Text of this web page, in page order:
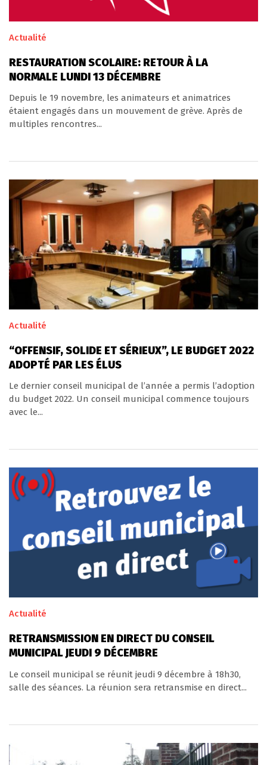
Actualité
RESTAURATION SCOLAIRE: RETOUR À LA
NORMALE LUNDI 13 DÉCEMBRE
Depuis le 19 novembre, les animateurs et animatrices
étaient engagés dans un mouvement de grève. Après de
multiples rencontres...
Actualité
“OFFENSIF, SOLIDE ET SÉRIEUX”, LE BUDGET 2022
ADOPTÉ PAR LES ÉLUS
Le dernier conseil municipal de l’année a permis l’adoption
du budget 2022. Un conseil municipal commence toujours
avec le...
Actualité
RETRANSMISSION EN DIRECT DU CONSEIL
MUNICIPAL JEUDI 9 DÉCEMBRE
Le conseil municipal se réunit jeudi 9 décembre à 18h30,
salle des séances. La réunion sera retransmise en direct...